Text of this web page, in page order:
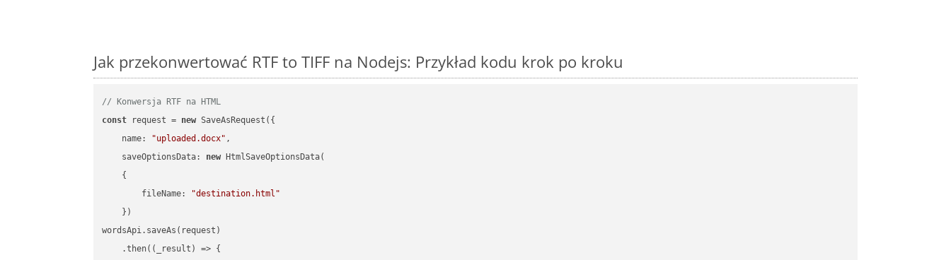
Jak przekonwertować RTF to TIFF na Nodejs: Przykład kodu krok po kroku
// Konwersja RTF na HTML
const request = new SaveAsRequest({
name: "uploaded.docx" ,
saveOptionsData: new HtmlSaveOptionsData(
    {
fileName:
"destination.html"
    })
wordsApi.saveAs(request)
    .then(
( _result ) => {